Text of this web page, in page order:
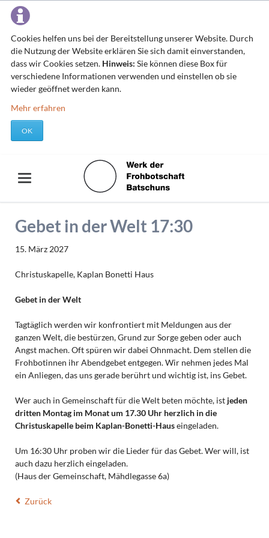
Cookies helfen uns bei der Bereitstellung unserer Website. Durch
die Nutzung der Website erklären Sie sich damit einverstanden,
dass wir Cookies setzen. Hinweis: Sie können diese Box für
verschiedene Informationen verwenden und einstellen ob sie
wieder geöffnet werden kann.
Mehr erfahren
OK
Gebet in der Welt 17:30
15. März 2027
Christuskapelle, Kaplan Bonetti Haus
Gebet in der Welt
Tagtäglich werden wir konfrontiert mit Meldungen aus der
ganzen Welt, die bestürzen, Grund zur Sorge geben oder auch
Angst machen. Oft spüren wir dabei Ohnmacht. Dem stellen die
Frohbotinnen ihr Abendgebet entgegen. Wir nehmen jedes Mal
ein Anliegen, das uns gerade berührt und wichtig ist, ins Gebet.
Wer auch in Gemeinschaft für die Welt beten möchte, ist jeden
dritten Montag im Monat um 17.30 Uhr herzlich in die
Christuskapelle beim Kaplan-Bonetti-Hauseingeladen.
Um 16:30 Uhr proben wir die Lieder für das Gebet. Wer will, ist
auch dazu herzlich eingeladen.
(Haus der Gemeinschaft, Mähdlegasse 6a)
Zurück